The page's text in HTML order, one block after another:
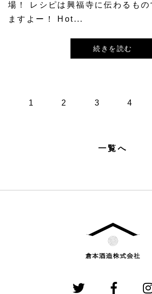
場！ レシピは興福寺に伝わるもの
ますよー！ Hot...
続きを読む
1 2 3 4
一覧へ